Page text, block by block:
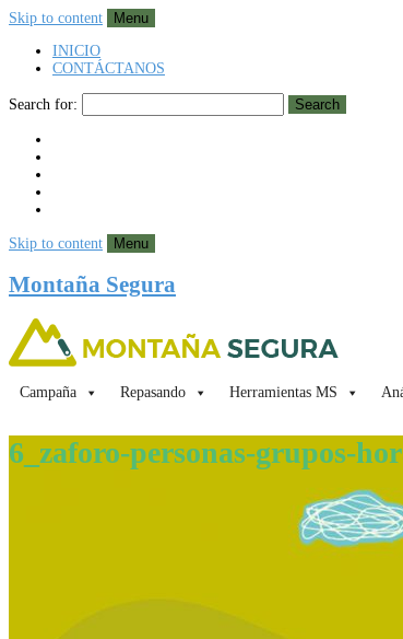
Skip to content
Menu
INICIO
CONTÁCTANOS
Search for: Search
Skip to content Menu
Montaña Segura
Campaña Repasando Herramientas MS
6_zaforo-personas-grupos-